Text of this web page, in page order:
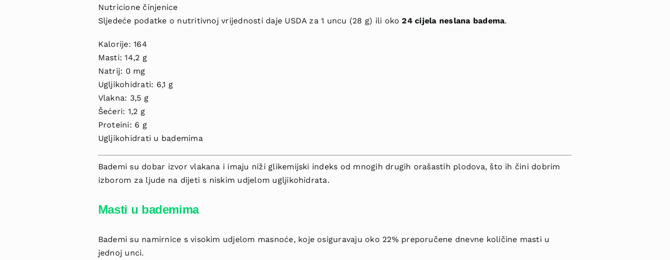
Nutricione činjenice
Sljedeće podatke o nutritivnoj vrijednosti daje USDA za 1 uncu (28 g) ili oko24 cijela neslana badema.
Kalorije: 164
Masti: 14,2 g
Natrij: 0 mg
Ugljikohidrati: 6,1 g
Vlakna: 3,5 g
Šećeri: 1,2 g
Proteini: 6 g
Ugljikohidrati u bademima
Bademi su dobar izvor vlakana i imaju niži glikemijski indeks od mnogih drugih orašastih plodova, što ih čini dobrim
izborom za ljude na dijeti s niskim udjelom ugljikohidrata.
Masti u bademima
Bademi su namirnice s visokim udjelom masnoće, koje osiguravaju oko 22% preporučene dnevne količine masti u
jednoj unci.